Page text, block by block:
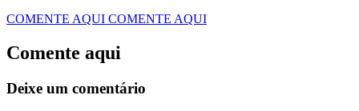
COMENTE AQUI COMENTE AQUI
Comente aqui
Deixe um comentário